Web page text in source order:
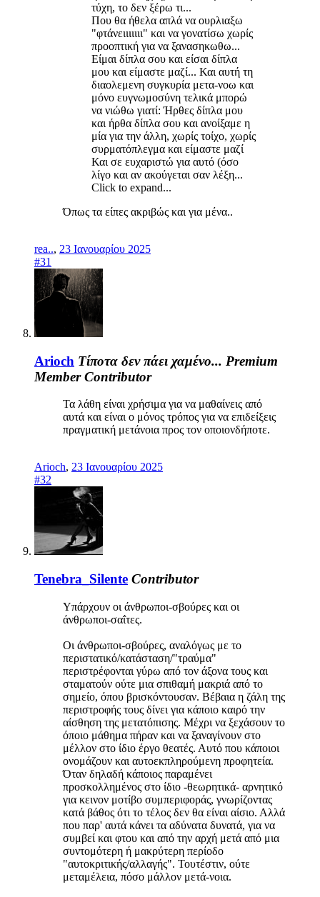
τύχη, το δεν ξέρω τι...
Που θα ήθελα απλά να ουρλιαξω
"φτάνειιιιιιι" και να γονατίσω χωρίς
προοπτική για να ξανασηκωθω...
Είμαι δίπλα σου και είσαι δίπλα
μου και είμαστε μαζί... Και αυτή τη
διαολεμενη συγκυρία μετα-νοω και
μόνο ευγνωμοσύνη τελικά μπορώ
να νιώθω γιατί: Ήρθες δίπλα μου
και ήρθα δίπλα σου και ανοίξαμε η
μία για την άλλη, χωρίς τοίχο, χωρίς
συρματόπλεγμα και είμαστε μαζί
Και σε ευχαριστώ για αυτό (όσο
λίγο και αν ακούγεται σαν λέξη...
Click to expand...
Όπως τα είπες ακριβώς και για μένα..
rea.., 23 Ιανουαρίου 2025
#31
Arioch Τίποτα δεν πάει χαμένο... Premium
Member Contributor
Τα λάθη είναι χρήσιμα για να μαθαίνεις από
αυτά και είναι ο μόνος τρόπος για να επιδείξεις
πραγματική μετάνοια προς τον οποιονδήποτε.
Arioch, 23 Ιανουαρίου 2025
#32
Tenebra_Silente Contributor
Υπάρχουν οι άνθρωποι-σβούρες και οι
άνθρωποι-σαΐτες.
Οι άνθρωποι-σβούρες, αναλόγως με το
περιστατικό/κατάσταση/"τραύμα"
περιστρέφονται γύρω από τον άξονα τους και
σταματούν ούτε μια σπιθαμή μακριά από το
σημείο, όπου βρισκόντουσαν. Βέβαια η ζάλη της
περιστροφής τους δίνει για κάποιο καιρό την
αίσθηση της μετατόπισης. Μέχρι να ξεχάσουν το
όποιο μάθημα πήραν και να ξαναγίνουν στο
μέλλον στο ίδιο έργο θεατές. Αυτό που κάποιοι
ονομάζουν και αυτοεκπληρούμενη προφητεία.
Όταν δηλαδή κάποιος παραμένει
προσκολλημένος στο ίδιο -θεωρητικά- αρνητικό
για κεινον μοτίβο συμπεριφοράς, γνωρίζοντας
κατά βάθος ότι το τέλος δεν θα είναι αίσιο. Αλλά
που παρ' αυτά κάνει τα αδύνατα δυνατά, για να
συμβεί και φτου και από την αρχή μετά από μια
συντομότερη ή μακρύτερη περίοδο
"αυτοκριτικής/αλλαγής". Τουτέστιν, ούτε
μεταμέλεια, πόσο μάλλον μετά-νοια.